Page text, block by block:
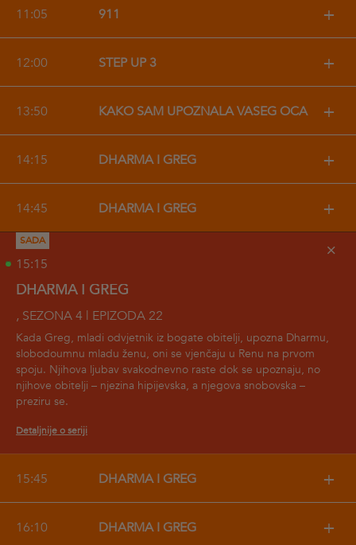
11:05 911 +
12:00 STEP UP 3 +
13:50 KAKO SAM UPOZNALA VAŠEG OCA +
14:15 DHARMA I GREG +
14:45 DHARMA I GREG +
SADA
15:15
DHARMA I GREG
+
, SEZONA 4 | EPIZODA 22
Kada Greg, mladi odvjetnik iz bogate obitelji, upozna Dharmu,
slobodoumnu mladu ženu, oni se vjenčaju u Renu na prvom
spoju. Njihova ljubav svakodnevno raste dok se upoznaju, no
njihove obitelji – njezina hipijevska, a njegova snobovska –
preziru se.
Detaljnije o seriji
15:45 DHARMA I GREG +
16:10 DHARMA I GREG +